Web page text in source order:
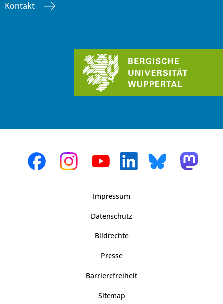
Kontakt
Impressum
Datenschutz
Bildrechte
Presse
Barrierefreiheit
Sitemap